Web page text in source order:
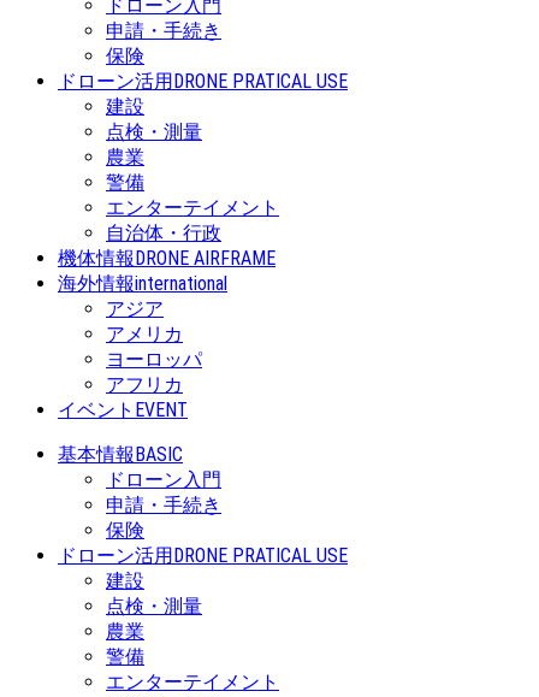
ドローン入門
申請・手続き
保険
ドローン活用DRONE PRATICAL USE
建設
点検・測量
農業
警備
エンターテイメント
自治体・行政
機体情報DRONE AIRFRAME
海外情報international
アジア
アメリカ
ヨーロッパ
アフリカ
イベント EVENT
基本情報BASIC
ドローン入門
申請・手続き
保険
ドローン活用DRONE PRATICAL USE
建設
点検・測量
農業
警備
エンターテイメント